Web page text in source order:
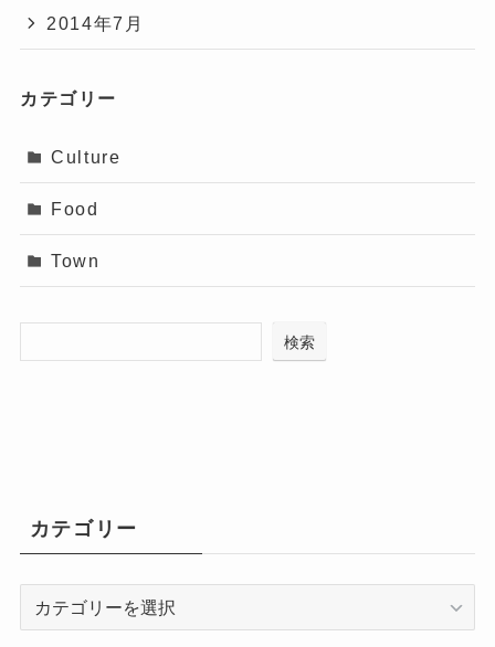
2014年7月
カテゴリー
Culture
Food
Town
検索
カテゴリー